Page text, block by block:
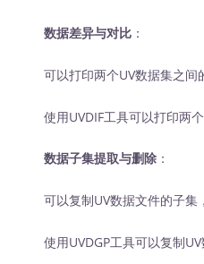
数据差异与对比 ：
可以打印两个UV数据集之间
使用UVDIF工具可以打印两个
数据子集提取与删除 ：
可以复制UV数据文件的子集
使用UVDGP工具可以复制UV